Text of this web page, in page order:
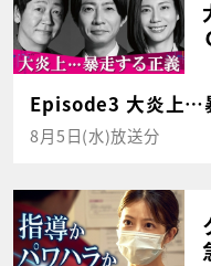
Episode3 大炎上…
8月5日(水)放送分